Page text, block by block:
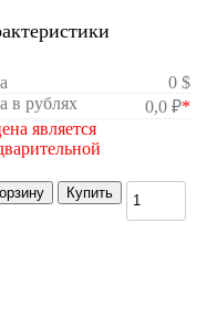
0 $
в рублях
0,0 ₽*
является
Купить